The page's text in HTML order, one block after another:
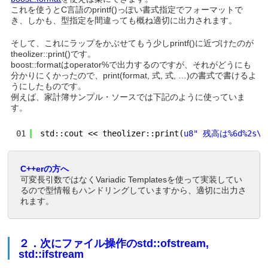
これを使うとC言語のprintf()っぽい書式指定でフォーマットで
き、しかも、型指定を間違っても概ね適切に出力されます。
そして、これにラップをかぶせてもう少しprintf()に近づけたのが
theolizer::print()です。
boost::formatはoperator%で出力するのですが、それがどうにも
分かりにくかったので、print(format, 式, 式, …)の書式で書けるよ
うにしたものです。
例えば、家計簿サンプル・ソースでは下記のように使っていま
す。
01 std::cout << theolizer::print(u8" 残高は
C++erの方へ
可変長引数ではなくVariadic Templatesを使って実装してい
るので型情報もハンドリングしていますから、適切に出力さ
れます。
２．次にファイル操作のstd::ofstream,
std::ifstream